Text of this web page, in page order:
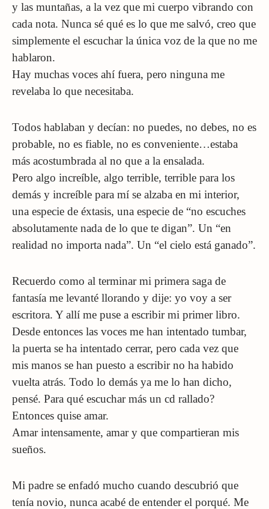
y las muntañas, a la vez que mi cuerpo vibrando con
cada nota. Nunca sé qué es lo que me salvó, creo que
simplemente el escuchar la única voz de la que no me
hablaron.
Hay muchas voces ahí fuera, pero ninguna me
revelaba lo que necesitaba.
Todos hablaban y decían: no puedes, no debes, no es
probable, no es fiable, no es conveniente…estaba
más acostumbrada al no que a la ensalada.
Pero algo increíble, algo terrible, terrible para los
demás y increíble para mí se alzaba en mi interior,
una especie de éxtasis, una especie de “no escuches
absolutamente nada de lo que te digan”. Un “en
realidad no importa nada”. Un “el cielo está ganado”.
Recuerdo como al terminar mi primera saga de
fantasía me levanté llorando y dije: yo voy a ser
escritora. Y allí me puse a escribir mi primer libro.
Desde entonces las voces me han intentado tumbar,
la puerta se ha intentado cerrar, pero cada vez que
mis manos se han puesto a escribir no ha habido
vuelta atrás. Todo lo demás ya me lo han dicho,
pensé. Para qué escuchar más un cd rallado?
Entonces quise amar.
Amar intensamente, amar y que compartieran mis
sueños.
Mi padre se enfadó mucho cuando descubrió que
tenía novio, nunca acabé de entender el porqué. Me